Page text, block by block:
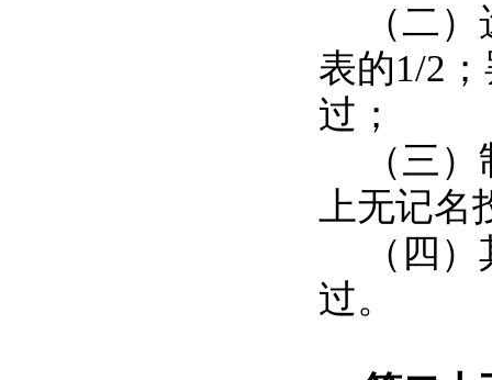
（二
表的1/2
过；
（三
上无记名
（四
过。